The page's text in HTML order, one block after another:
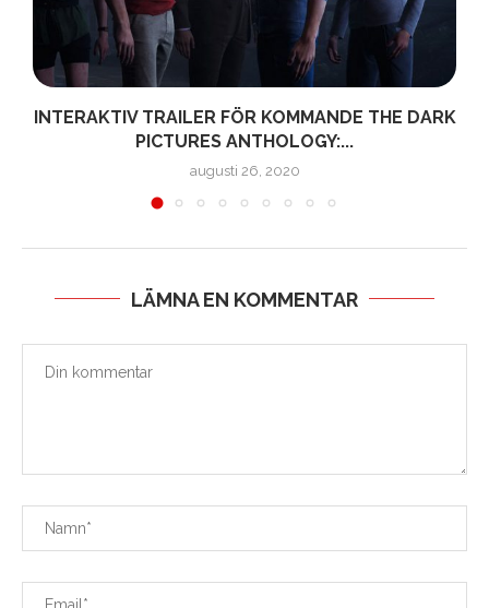
INTERAKTIV TRAILER FÖR KOMMANDE THE DARK
PICTURES ANTHOLOGY:...
augusti 26, 2020
LÄMNA EN KOMMENTAR